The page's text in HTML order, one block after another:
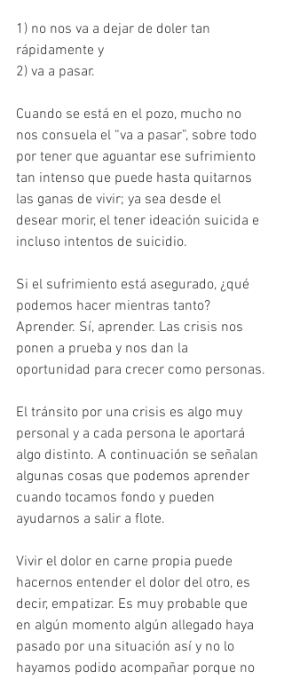
1) no nos va a dejar de doler tan
rápidamente y
2) va a pasar.
Cuando se está en el pozo, mucho no
nos consuela el “va a pasar”, sobre todo
por tener que aguantar ese sufrimiento
tan intenso que puede hasta quitarnos
las ganas de vivir; ya sea desde el
desear morir, el tener ideación suicida e
incluso intentos de suicidio.
Si el sufrimiento está asegurado, ¿qué
podemos hacer mientras tanto?
Aprender. Sí, aprender. Las crisis nos
ponen a prueba y nos dan la
oportunidad para crecer como personas.
El tránsito por una crisis es algo muy
personal y a cada persona le aportará
algo distinto. A continuación se señalan
algunas cosas que podemos aprender
cuando tocamos fondo y pueden
ayudarnos a salir a flote.
Vivir el dolor en carne propia puede
hacernos entender el dolor del otro, es
decir, empatizar. Es muy probable que
en algún momento algún allegado haya
pasado por una situación así y no lo
hayamos podido acompañar porque no